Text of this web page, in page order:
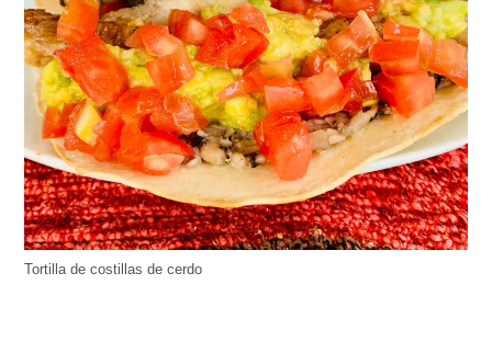
Tortilla de costillas de cerdo